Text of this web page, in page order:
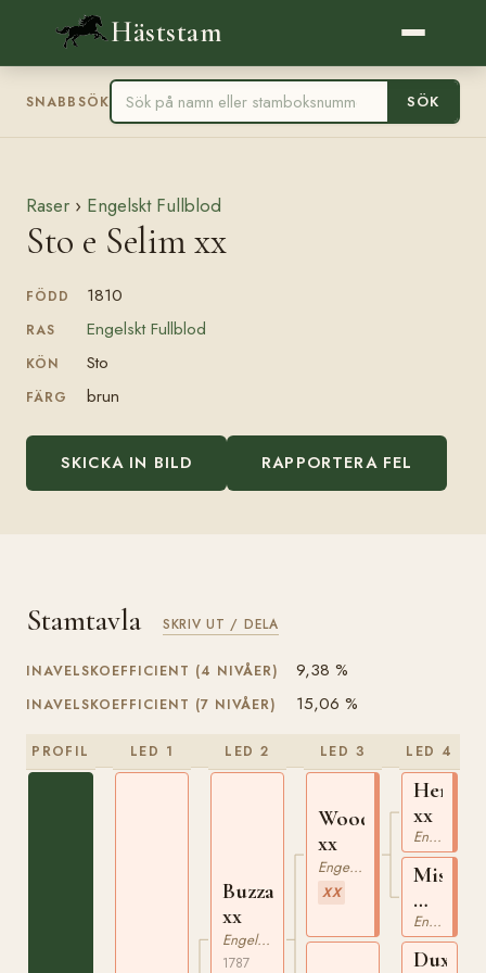
Häststam
SNABBSÖK SÖK
Raser › Engelskt Fullblod
Sto e Selim xx
FÖDD 1810
RAS Engelskt Fullblod
KÖN Sto
FÄRG brun
SKICKA IN BILD RAPPORTERA FEL
Stamtavla SKRIV UT / DELA
INAVELSKOEFFICIENT (4 NIVÅER) 9,38 %
INAVELSKOEFFICIENT (7 NIVÅER) 15,06 %
PROFIL LED 1 LED 2
Buzzard
xx
Engelskt Fullblod
1787
LED 3
Woodpecker
xx
Engelskt Fullblod
XX
LED 4
Herod
xx
Engelskt Fullblod
Miss
xxEngelskt Fullblod
Dux